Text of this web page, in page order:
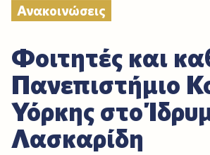
Ανακοινώσεις
Φοιτητές και
Πανεπιστήμιο
Υόρκης στο
Λασκαρίδη